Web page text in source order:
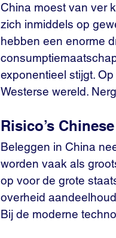
China moest van ver
zich inmiddels op
hebben een enorme
exponentieel stijgt.
Westerse wereld.
Risico’s
Beleggen in China
worden vaak als
op voor de grote
overheid
Bij de moderne